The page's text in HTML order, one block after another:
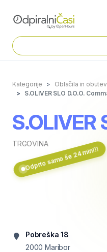
Kategorije Oblačila in obutev
S.OLIVER SLO D.O.O.
S.OLIVER
TRGOVINA
Odprto samo še 24 min!!!
Pobreška 18
2000 Maribor